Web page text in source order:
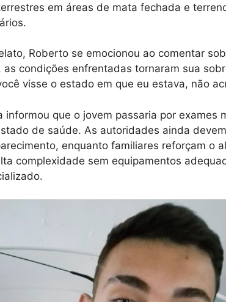
em áreas de mata fechada e
Roberto se emocionou ao comentar
as condições enfrentadas tornaram sua
visse o estado em que eu estava, não
informou que o jovem passaria por exames
de saúde. As autoridades ainda
enquanto familiares reforçam o
complexidade sem equipamentos